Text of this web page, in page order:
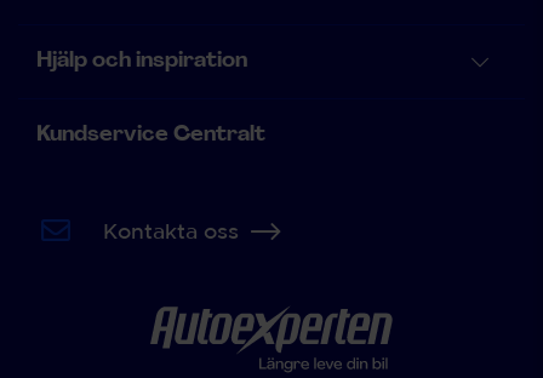
Hjälp och inspiration
Kundservice Centralt
Kontakta oss